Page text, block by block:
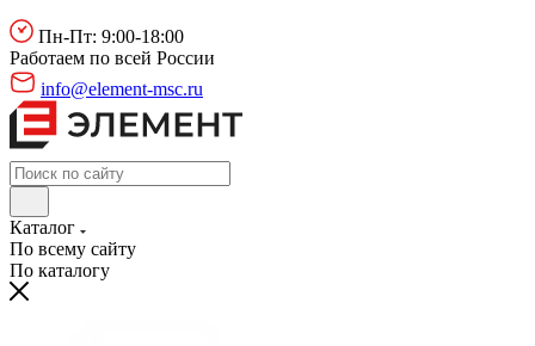
Пн-Пт: 9:00-18:00
Работаем по всей России
info@element-msc.ru
Каталог
По всему сайту
По каталогу